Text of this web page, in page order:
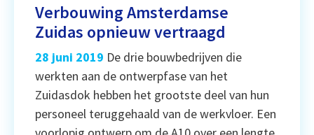
Verbouwing Amsterdamse
Zuidas opnieuw vertraagd
28 juni 2019 De drie bouwbedrijven die
werkten aan de ontwerpfase van het
Zuidasdok hebben het grootste deel van hun
personeel teruggehaald van de werkvloer. Een